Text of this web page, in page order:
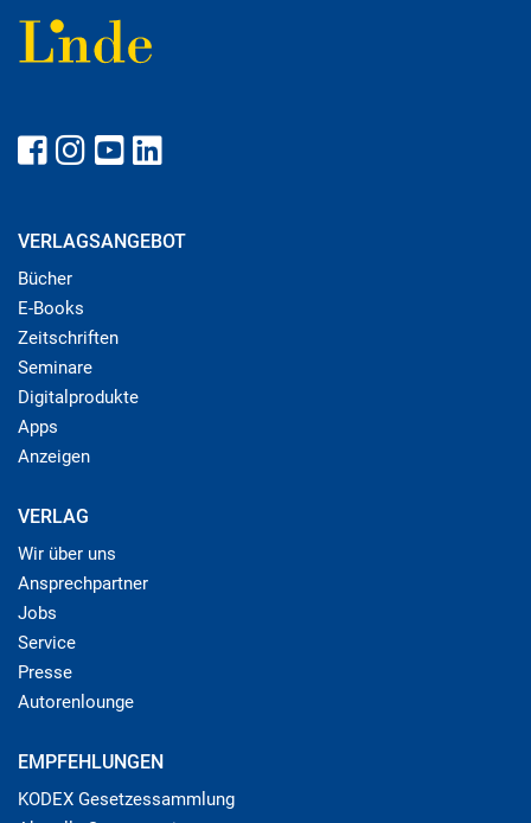
VERLAGSANGEBOT
Bücher
E-Books
Zeitschriften
Seminare
Digitalprodukte
Apps
Anzeigen
VERLAG
Wir über uns
Ansprechpartner
Jobs
Service
Presse
Autorenlounge
EMPFEHLUNGEN
KODEX Gesetzessammlung